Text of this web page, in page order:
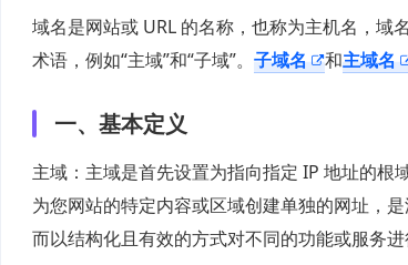
域名是网站或 URL 的名称，也称为主机名，
术语，例如“主域”和“子域”。 子域名 和主域名
一、基本定义
主域：主域是首先设置为指向指定 IP 地址的根
为您网站的特定内容或区域创建单独的网址，
而以结构化且有效的方式对不同的功能或服务进